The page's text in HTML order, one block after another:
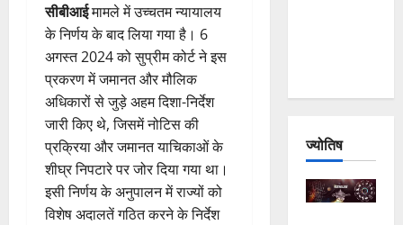
सीबीआईमामले में उच्चतम न्यायालय
के निर्णय के बाद लिया गया है। 6
अगस्त 2024 को सुप्रीम कोर्ट ने इस
प्रकरण में जमानत और मौलिक
अधिकारों से जुड़े अहम दिशा-निर्देश
जारी किए थे, जिसमें नोटिस की
प्रक्रिया और जमानत याचिकाओं के
शीघ्र निपटारे पर जोर दिया गया था।
इसी निर्णय के अनुपालन में राज्यों को
विशेष अदालतें गठित करने के निर्देश
ज्योतिष